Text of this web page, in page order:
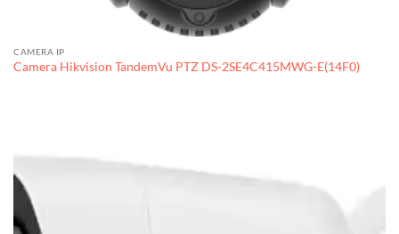
CAMERA IP
Camera Hikvision TandemVu PTZ DS-2SE4C415MWG-E(14F0)